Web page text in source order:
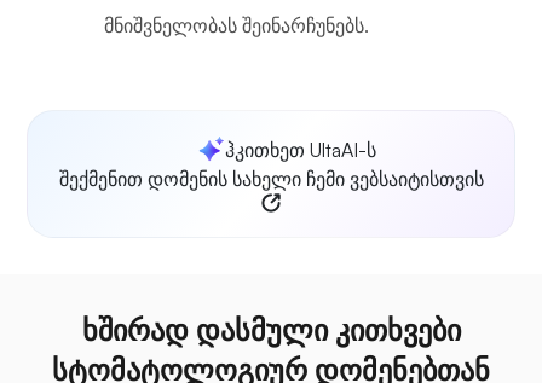
მნიშვნელობას შეინარჩუნებს.
ჰკითხეთ UltaAI-ს
შექმენით დომენის სახელი ჩემი ვებსაიტისთვის
ხშირად დასმული კითხვები
სტომატოლოგიურ დომენებთან